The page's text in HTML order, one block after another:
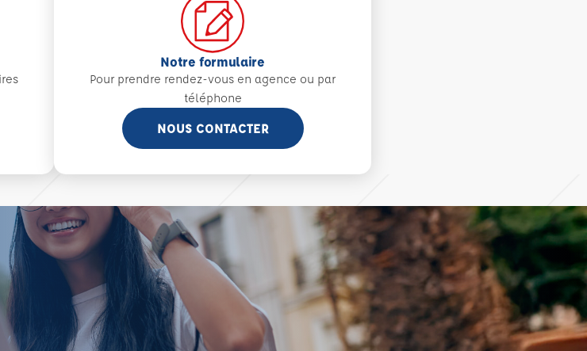
Notre formulaire
Pour prendre rendez-vous en agence ou par
téléphone
NOUS CONTACTER